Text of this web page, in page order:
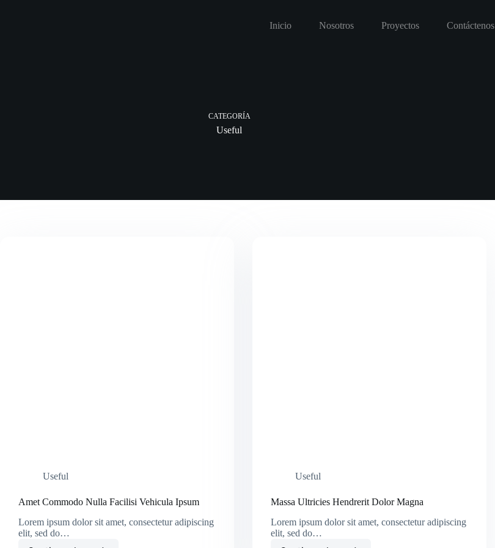
Inicio Nosotros Proyectos Contáctenos
CATEGORÍA
Useful
Useful
Amet Commodo Nulla Facilisi Vehicula Ipsum
Lorem ipsum dolor sit amet, consectetur adipiscing
elit, sed do…
Useful
Massa Ultricies Hendrerit Dolor Magna
Lorem ipsum dolor sit amet, consectetur adipiscing
elit, sed do…